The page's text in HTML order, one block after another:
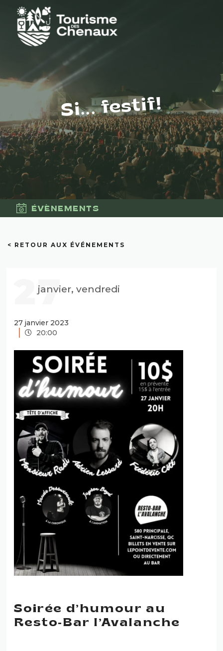
Si... festif!
ÉVÈNEMENTS
< RETOUR AUX ÉVÉNEMENTS
27
janvier, vendredi
27 janvier 2023
20:00
Soirée d’humour au
Resto-Bar l’Avalanche